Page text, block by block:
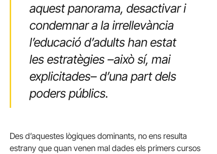
aquest panorama, desactivar i
condemnar a la irrellevància
l’educació d’adults han estat
les estratègies –això sí, mai
explicitades– d’una part dels
poders públics.
Des d’aquestes lògiques dominants, no ens resulta
estrany que quan venen mal dades els primers cursos